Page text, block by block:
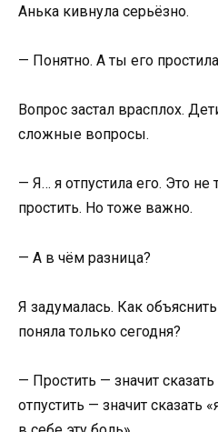
Анька кивнула серьёзно.
— Понятно. А ты его
Вопрос застал врасплох.
сложные вопросы.
— Я… я отпустила его. Это не
простить. Но тоже важно.
— А в чём разница?
Я задумалась. Как
поняла только сегодня?
— Простить — значит
отпустить — значит сказать